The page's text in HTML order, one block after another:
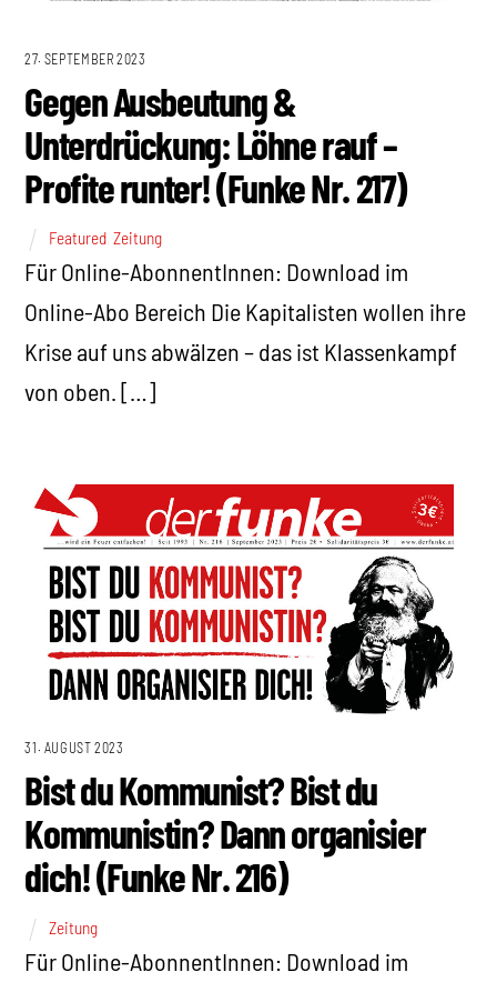
27. SEPTEMBER 2023
Gegen Ausbeutung &
Unterdrückung: Löhne rauf –
Profite runter! (Funke Nr. 217)
Featured ,Zeitung
Für Online-AbonnentInnen: Download im
Online-Abo Bereich Die Kapitalisten wollen ihre
Krise auf uns abwälzen – das ist Klassenkampf
von oben. […]
31. AUGUST 2023
Bist du Kommunist? Bist du
Kommunistin? Dann organisier
dich! (Funke Nr. 216)
Zeitung
Für Online-AbonnentInnen: Download im